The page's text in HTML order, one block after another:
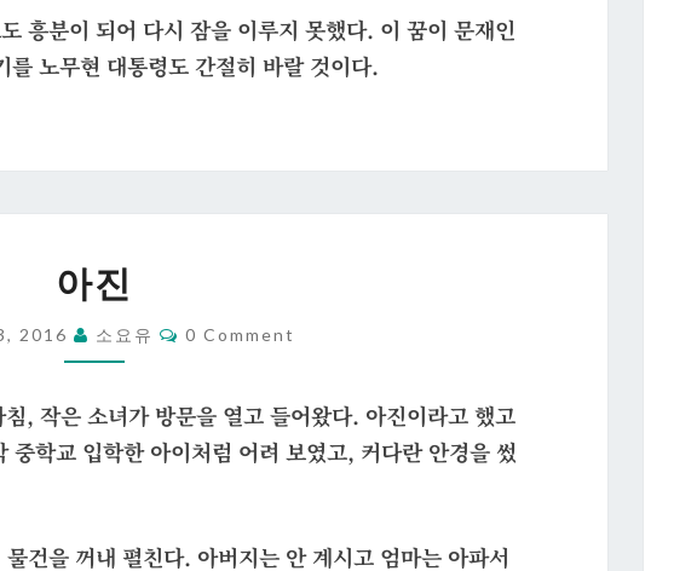
흥분이 되어 다시 잠을 이루지 못했다. 이 꿈이 문재인
노무현 대통령도 간절히 바랄 것이다.
진
아진
2016 소요유 Comments
0 Comment
, 작은 소녀가 방문을 열고 들어왔다. 아진이라고 했고
학교 입학한 아이처럼 어려 보였고, 커다란 안경을 썼
건을 꺼내 펼친다. 아버지는 안 계시고 엄마는 아파서